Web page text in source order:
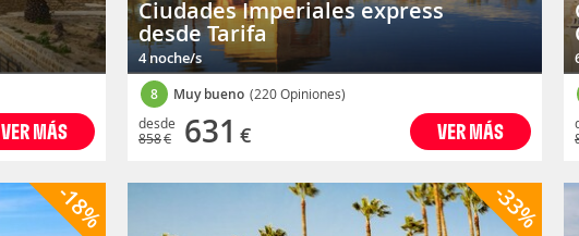
VER MÁS
-18%
Ciudades Imperiales express
desde Tarifa
4 noche/s
8 Muy bueno (220 Opiniones)
VER MÁS
desde
858€ 631 €
-33%